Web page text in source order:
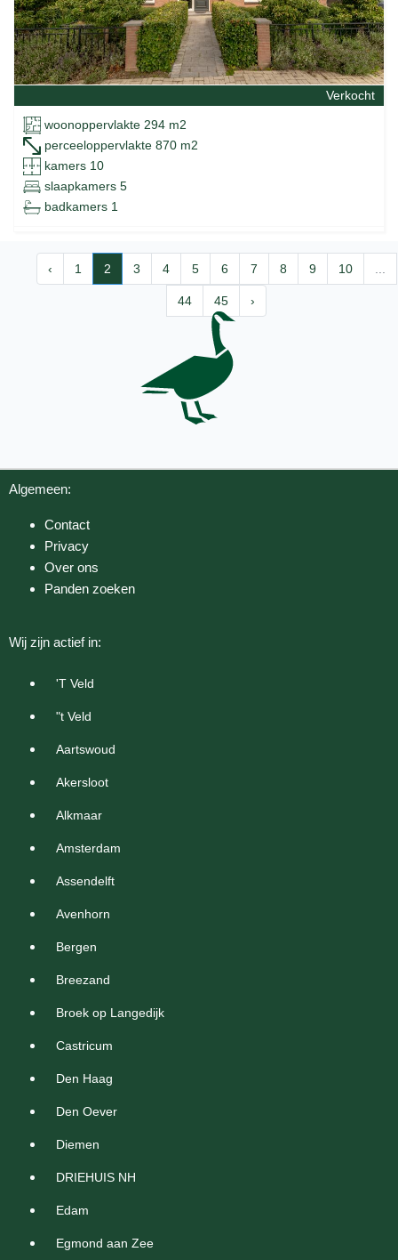
Verkocht
woonoppervlakte 294 m2
perceeloppervlakte 870 m2
kamers 10
slaapkamers 5
badkamers 1
‹ 1 2 3 4 5 6 7 8 9 10
44 45 ›
Algemeen:
Contact
Privacy
Over ons
Panden zoeken
Wij zijn actief in:
'T Veld
"t Veld
Aartswoud
Akersloot
Alkmaar
Amsterdam
Assendelft
Avenhorn
Bergen
Breezand
Broek op Langedijk
Castricum
Den Haag
Den Oever
Diemen
DRIEHUIS NH
Edam
Egmond aan Zee